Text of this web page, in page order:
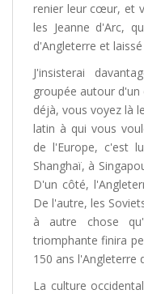
renier leur cœur, et
les Jeanne d'Arc,
d'Angleterre et
J'insisterai
groupée autour d'un
déjà, vous voyez là
latin à qui vous
de l'Europe, c'est
Shanghaï, à
D'un côté,
De l'autre, les
à autre chose
triomphante finira
150 ans l'Angleterre
La culture